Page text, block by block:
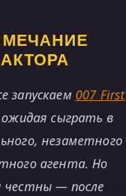
запускаем 007 First
сыграть в
незаметного
агента. Но
честны — после